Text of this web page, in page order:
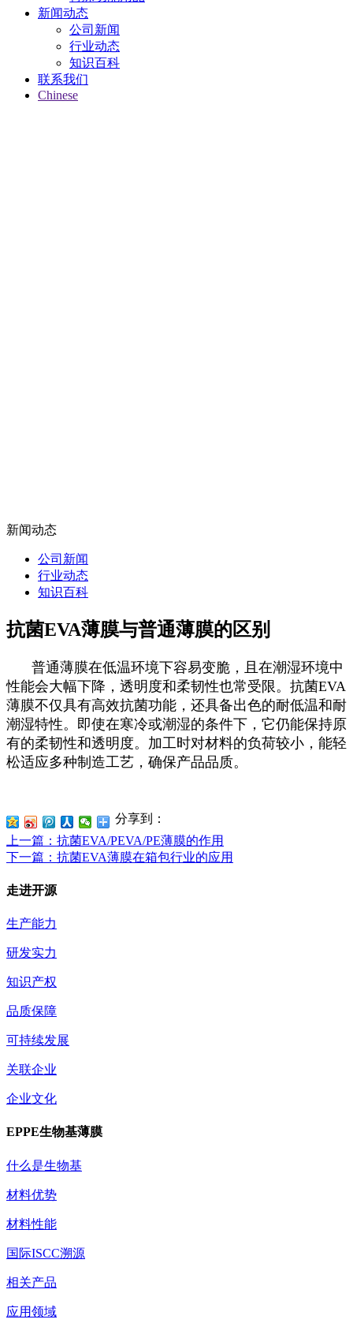
新闻动态
公司新闻
行业动态
知识百科
联系我们
Chinese
新闻动态
公司新闻
行业动态
知识百科
抗菌EVA薄膜与普通薄膜的区别
普通薄膜在低温环境下容易变脆，且在潮湿环境中
性能会大幅下降，透明度和柔韧性也常受限。抗菌EVA
薄膜不仅具有高效抗菌功能，还具备出色的耐低温和耐
潮湿特性。即使在寒冷或潮湿的条件下，它仍能保持原
有的柔韧性和透明度。加工时对材料的负荷较小，能轻
松适应多种制造工艺，确保产品品质。
分享到：
上一篇 ：抗菌EVA/PEVA/PE薄膜的作用
下一篇 ：抗菌EVA薄膜在箱包行业的应用
走进开源
生产能力
研发实力
知识产权
品质保障
可持续发展
关联企业
企业文化
EPPE生物基薄膜
什么是生物基
材料优势
材料性能
国际ISCC溯源
相关产品
应用领域